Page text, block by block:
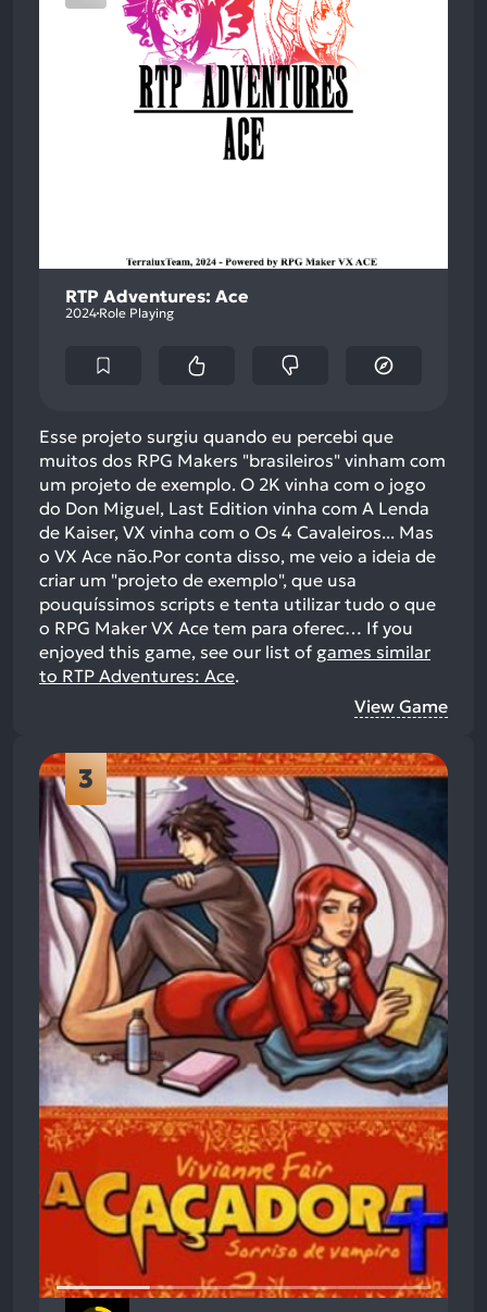
RTP Adventures: Ace
2024 Role Playing
Esse projeto surgiu quando eu percebi que
muitos dos RPG Makers "brasileiros" vinham com
um projeto de exemplo. O 2K vinha com o jogo
do Don Miguel, Last Edition vinha com A Lenda
de Kaiser, VX vinha com o Os 4 Cavaleiros... Mas
o VX Ace não.Por conta disso, me veio a ideia de
criar um "projeto de exemplo", que usa
pouquíssimos scripts e tenta utilizar tudo o que
o RPG Maker VX Ace tem para oferec… If you
enjoyed this game, see our list of games similar
to RTP Adventures: Ace.
View Game
3